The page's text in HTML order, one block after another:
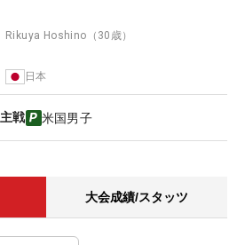
Rikuya Hoshino （30歳）
日本
主戦 米国男子
大会成績/スタッツ